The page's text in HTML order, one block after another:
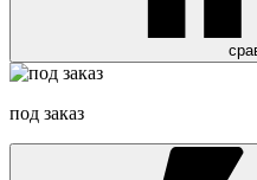
под заказ